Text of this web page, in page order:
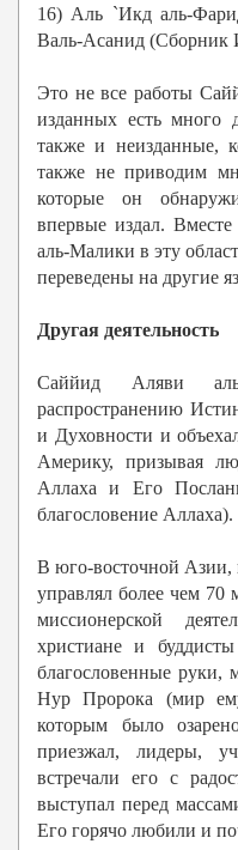
16) Аль `Икд аль-
Валь-Асанид (Сборник
Это не все работы
изданных есть много
также и неизданные,
также не приводим
которые он
впервые издал.
аль-Малики в эту
переведены на другие
Другая деятельность
Саййид Аляви
распространению
и Духовности и
Америку, призывая
Аллаха и Его
благословение Аллаха).
В юго-восточной Азии,
управлял более чем 70
миссионерской
христиане и
благословенные руки,
Нур Пророка (мир
которым было
приезжал, лидеры,
встречали его с
выступал перед
Его горячо любили и